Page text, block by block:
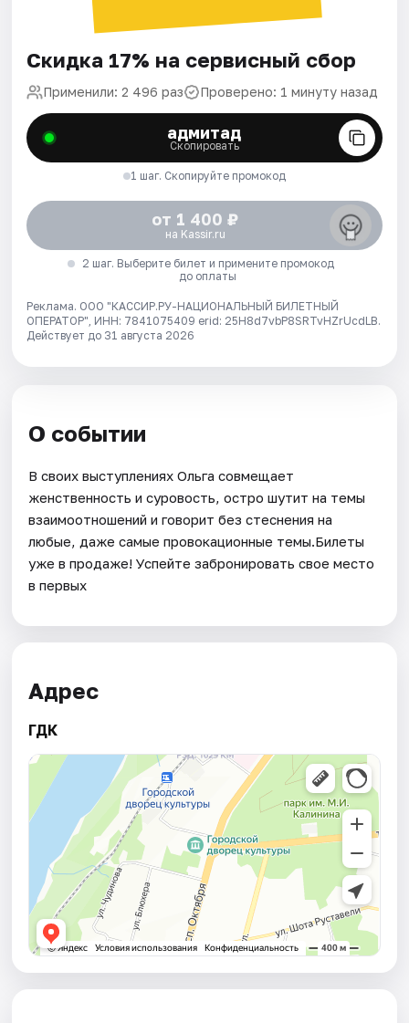
Скидка 17% на сервисный сбор
Применили: 2 496 раз Проверено: 1 минуту назад
адмитад
Скопировать
1 шаг. Скопируйте промокод
от 1 400 ₽
на Kassir.ru
2 шаг. Выберите билет и примените промокод
до оплаты
Реклама. ООО "КАССИР.РУ-НАЦИОНАЛЬНЫЙ БИЛЕТНЫЙ
ОПЕРАТОР", ИНН: 7841075409 erid: 25H8d7vbP8SRTvHZrUcdLB.
Действует до 31 августа 2026
О событии
В своих выступлениях Ольга совмещает
женственность и суровость, остро шутит на темы
взаимоотношений и говорит без стеснения на
любые, даже самые провокационные темы.Билеты
уже в продаже! Успейте забронировать свое место
в первых
Адрес
ГДК